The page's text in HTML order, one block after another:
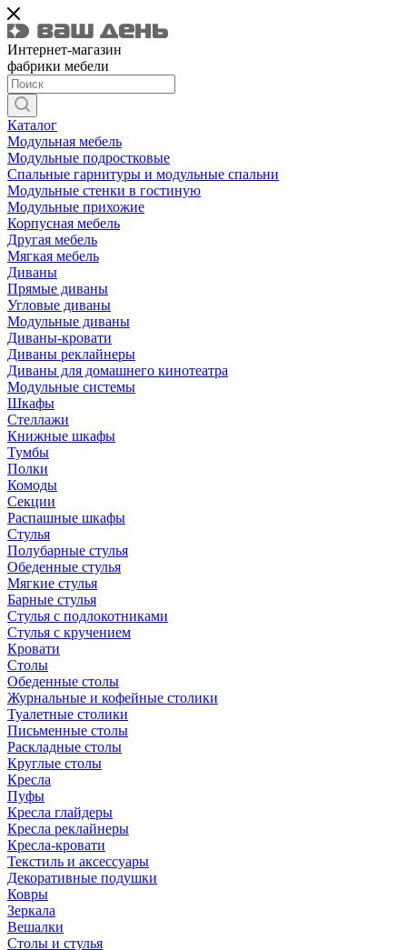
Интернет-магазин
фабрики мебели
Каталог
Модульная мебель
Модульные подростковые
Спальные гарнитуры и модульные спальни
Модульные стенки в гостиную
Модульные прихожие
Корпусная мебель
Другая мебель
Мягкая мебель
Диваны
Прямые диваны
Угловые диваны
Модульные диваны
Диваны-кровати
Диваны реклайнеры
Диваны для домашнего кинотеатра
Модульные системы
Шкафы
Стеллажи
Книжные шкафы
Тумбы
Полки
Комоды
Секции
Распашные шкафы
Стулья
Полубарные стулья
Обеденные стулья
Мягкие стулья
Барные стулья
Стулья с подлокотниками
Стулья с кручением
Кровати
Столы
Обеденные столы
Журнальные и кофейные столики
Туалетные столики
Письменные столы
Раскладные столы
Круглые столы
Кресла
Пуфы
Кресла глайдеры
Кресла реклайнеры
Кресла-кровати
Текстиль и аксессуары
Декоративные подушки
Ковры
Зеркала
Вешалки
Столы и стулья